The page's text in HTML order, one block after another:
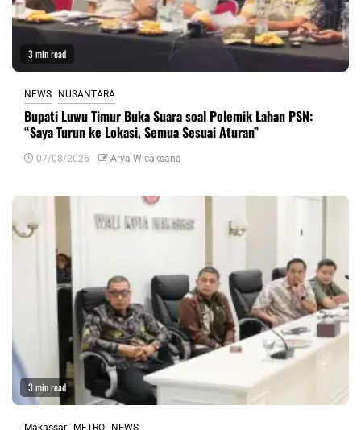
3 min read
NEWS NUSANTARA
Bupati Luwu Timur Buka Suara soal Polemik Lahan PSN:
“Saya Turun ke Lokasi, Semua Sesuai Aturan”
07/08/2026 Arya Wicaksana
3 min read
Makassar METRO NEWS